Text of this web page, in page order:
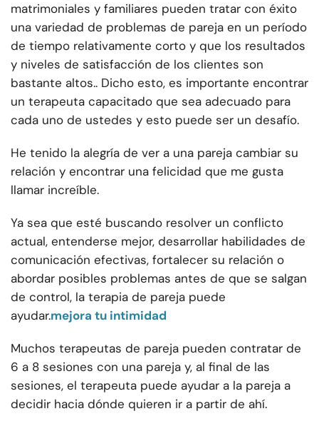
matrimoniales y familiares pueden tratar con éxito
una variedad de problemas de pareja en un período
de tiempo relativamente corto y que los resultados
y niveles de satisfacción de los clientes son
bastante altos.. Dicho esto, es importante encontrar
un terapeuta capacitado que sea adecuado para
cada uno de ustedes y esto puede ser un desafío.
He tenido la alegría de ver a una pareja cambiar su
relación y encontrar una felicidad que me gusta
llamar increíble.
Ya sea que esté buscando resolver un conflicto
actual, entenderse mejor, desarrollar habilidades de
comunicación efectivas, fortalecer su relación o
abordar posibles problemas antes de que se salgan
de control, la terapia de pareja puede
ayudar.mejora tu intimidad
Muchos terapeutas de pareja pueden contratar de
6 a 8 sesiones con una pareja y, al final de las
sesiones, el terapeuta puede ayudar a la pareja a
decidir hacia dónde quieren ir a partir de ahí.